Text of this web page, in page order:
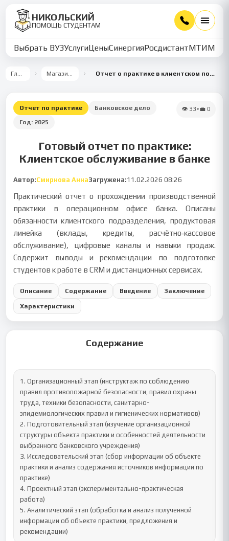
НИКОЛЬСКИЙ
ПОМОЩЬ СТУДЕНТАМ
Выбрать ВУЗУслугиЦеныСинергияРосдистантМТИММУ
Главная Магазин работ Отчет о практике в клиентском подразделении банка
Отчет по практике
Банковское дело
Год: 2025
👁 33•💼 0
Готовый отчет по практике:
Клиентское обслуживание в банке
Автор:Смирнова АннаЗагружена:11.02.2026 08:26
Практический отчет о прохождении производственной
практики в операционном офисе банка. Описаны
обязанности клиентского подразделения, продуктовая
линейка (вклады, кредиты, расчётно‑кассовое
обслуживание), цифровые каналы и навыки продаж.
Содержит выводы и рекомендации по подготовке
студентов к работе в CRM и дистанционных сервисах.
Описание Содержание Введение Заключение
Характеристики
Содержание
1. Организационный этап (инструктаж по соблюдению
правил противопожарной безопасности, правил охраны
труда, техники безопасности, санитарно-
эпидемиологических правил и гигиенических нормативов)
2. Подготовительный этап (изучение организационной
структуры объекта практики и особенностей деятельности
выбранного банковского учреждения)
3. Исследовательский этап (сбор информации об объекте
практики и анализ содержания источников информации по
практике)
4. Проектный этап (экспериментально-практическая
работа)
5. Аналитический этап (обработка и анализ полученной
информации об объекте практики, предложения и
рекомендации)